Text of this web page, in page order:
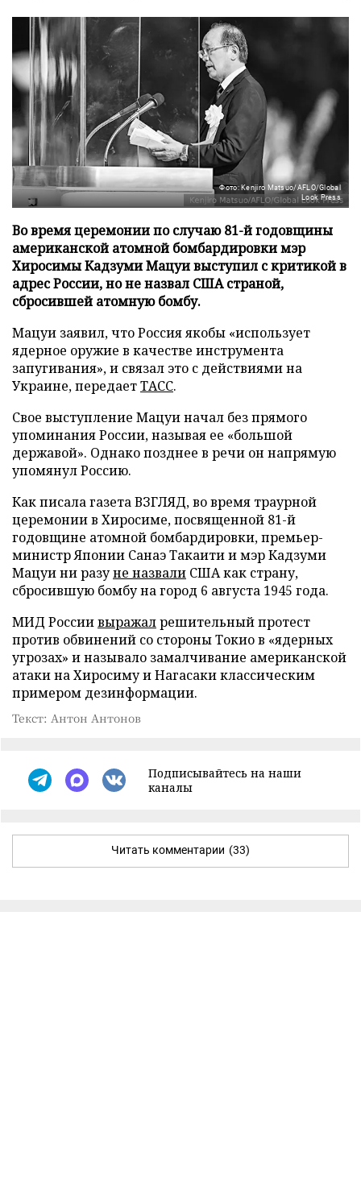
Фото: Kenjiro Matsuo/AFLO/Global
Look Press
Во время церемонии по случаю 81-й годовщины
американской атомной бомбардировки мэр
Хиросимы Кадзуми Мацуи выступил с критикой в
адрес России, но не назвал США страной,
сбросившей атомную бомбу.
Мацуи заявил, что Россия якобы «использует
ядерное оружие в качестве инструмента
запугивания», и связал это с действиями на
Украине, передаетТАСС.
Свое выступление Мацуи начал без прямого
упоминания России, называя ее «большой
державой». Однако позднее в речи он напрямую
упомянул Россию.
Как писала газета ВЗГЛЯД, во время траурной
церемонии в Хиросиме, посвященной 81-й
годовщине атомной бомбардировки, премьер-
министр Японии Санаэ Такаити и мэр Кадзуми
Мацуи ни разуне назвали США как страну,
сбросившую бомбу на город 6 августа 1945 года.
МИД Россиивыражалрешительный протест
против обвинений со стороны Токио в «ядерных
угрозах» и называло замалчивание американской
атаки на Хиросиму и Нагасаки классическим
примером дезинформации.
Текст: Антон Антонов
Подписывайтесь на наши
каналы
Читать комментарии (33)